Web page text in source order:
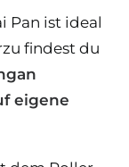
Pan ist ideal
findest du
eigene